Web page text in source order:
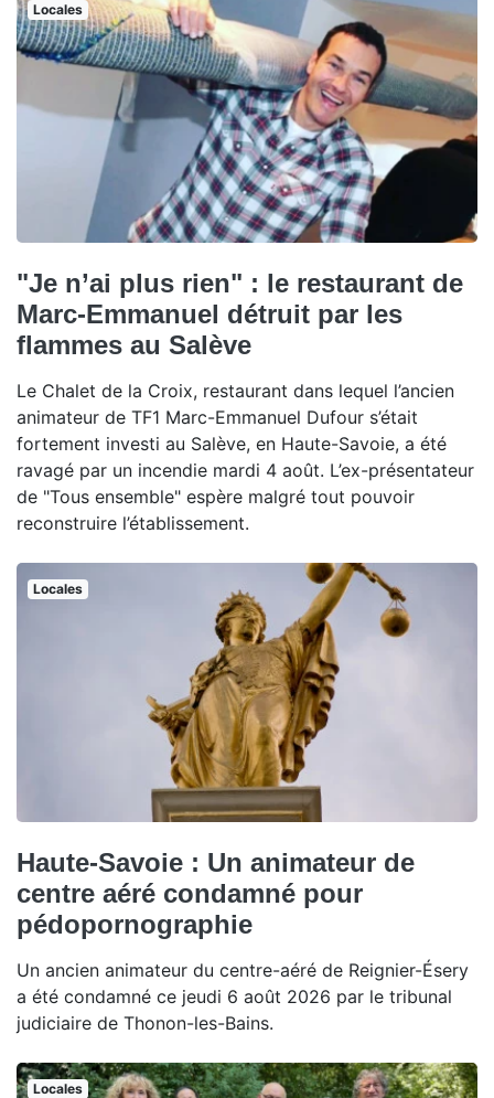
Locales
"Je n’ai plus rien" : le restaurant de
Marc-Emmanuel détruit par les
flammes au Salève
Le Chalet de la Croix, restaurant dans lequel l’ancien
animateur de TF1 Marc-Emmanuel Dufour s’était
fortement investi au Salève, en Haute-Savoie, a été
ravagé par un incendie mardi 4 août. L’ex-présentateur
de "Tous ensemble" espère malgré tout pouvoir
reconstruire l’établissement.
Locales
Haute-Savoie : Un animateur de
centre aéré condamné pour
pédopornographie
Un ancien animateur du centre-aéré de Reignier-Ésery
a été condamné ce jeudi 6 août 2026 par le tribunal
judiciaire de Thonon-les-Bains.
Locales